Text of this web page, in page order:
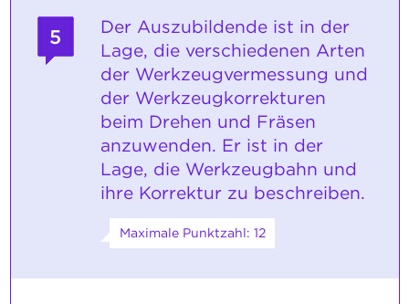
5
Der Auszubildende ist in der
Lage, die verschiedenen Arten
der Werkzeugvermessung und
der Werkzeugkorrekturen
beim Drehen und Fräsen
anzuwenden. Er ist in der
Lage, die Werkzeugbahn und
ihre Korrektur zu beschreiben.
Maximale Punktzahl: 12